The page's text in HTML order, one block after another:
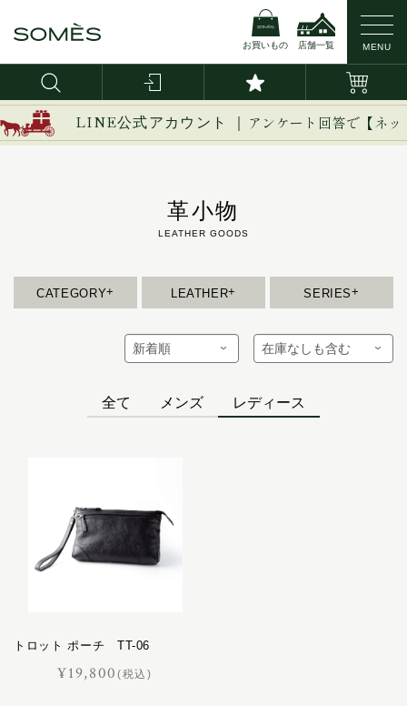
お買いもの 店舗一覧 MENU
LINE公式アカウント ｜ アンケート回答で【ネ
革小物
CATEGORY LEATHER SERIES
全て メンズ レディース
トロット ポーチ TT-06
¥19,800(税込)
新作
スモールレザーグッズ
iPhoneケース
キーホルダー
インテリア
馬具
おすすめギフト
ブライドルレザー
イージー
イノベーション
エリン
キーフォブ
キャバレッティ
サドラリー
ジェラード
スフレ
セクション